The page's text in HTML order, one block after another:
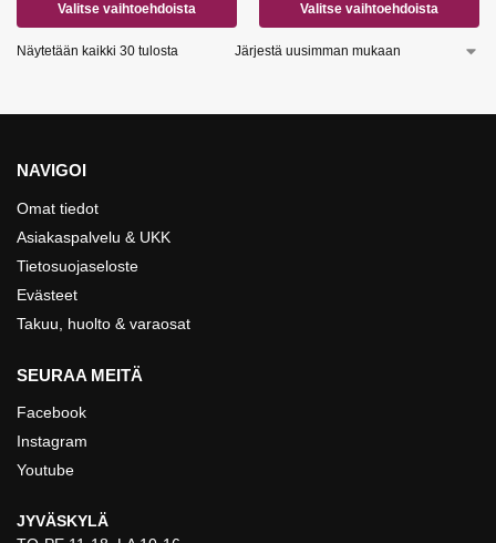
Valitse vaihtoehdoista Valitse vaihtoehdoista
Näytetään kaikki 30 tulosta
NAVIGOI
Omat tiedot
Asiakaspalvelu & UKK
Tietosuojaseloste
Evästeet
Takuu, huolto & varaosat
SEURAA MEITÄ
Facebook
Instagram
Youtube
JYVÄSKYLÄ